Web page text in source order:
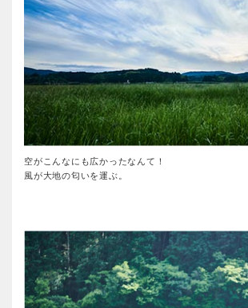
空がこんなにも広かったなんて！
風が大地の匂いを運ぶ。